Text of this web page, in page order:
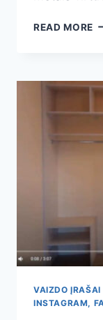
READ MORE
IR
VAIZDO ĮRAŠAI
INSTAGRAM,